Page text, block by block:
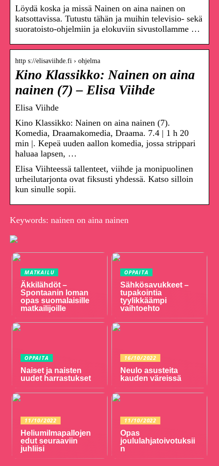
Löydä koska ja missä Nainen on aina nainen on
katsottavissa. Tutustu tähän ja muihin televisio- sekä
suoratoisto-ohjelmiin ja elokuviin sivustollamme …
http s://elisaviihde.fi › ohjelma
Kino Klassikko: Nainen on aina
nainen (7) – Elisa Viihde
Elisa Viihde
Kino Klassikko: Nainen on aina nainen (7).
Komedia, Draamakomedia, Draama. 7.4 | 1 h 20
min |. Kepeä uuden aallon komedia, jossa strippari
haluaa lapsen, …
Elisa Viihteessä tallenteet, viihde ja monipuolinen
urheilutarjonta ovat fiksusti yhdessä. Katso silloin
kun sinulle sopii.
Keywords: nainen on aina nainen
MATKAILU
Äkkilähdöt –
Spontaanin loman
opas suomalaisille
matkailijoille
OPPAITA
Sähkösavukkeet –
tupakointia
tyylikkäämpi
vaihtoehto
OPPAITA
Naiset ja naisten
uudet harrastukset
16/10/2022
Neulo asusteita
kauden väreissä
11/10/2022
Heliumilmapallojen
edut seuraaviin
juhliisi
11/10/2022
Opas
joululahjatoivotuksii
n